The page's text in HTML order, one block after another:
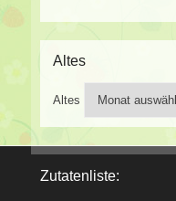
Altes
Altes
Zutatenliste: